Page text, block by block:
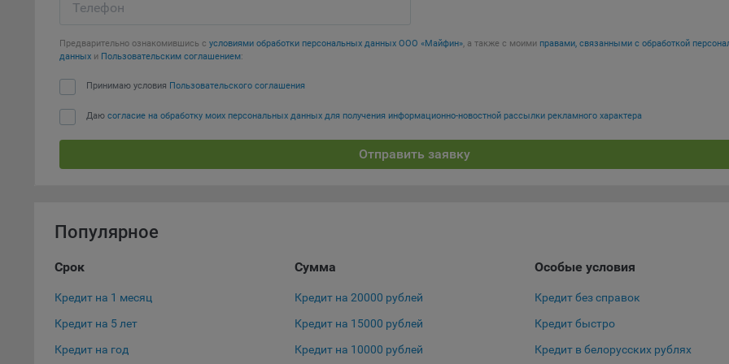
соответствующую опцию в истории браузера.
Chrome
вопросом, в части использования файлов сookie, на электронную почту
Общества:
info@myfin.by
Аналитические Cookie
Телефон
Предварительно ознакомившись с условиями обработки персональных данных ООО «Майфин», а также с моими правами, связанными с обработкой
данных и Пользовательским соглашением:
Принимаю условия Пользовательского соглашения
Даю согласие на обработку моих персональных данных для получения информационно-новостной рассылки рекламного характера
Отправить заявку
Популярное
Срок
Кредит на 1 месяц
Кредит на 5 лет
Кредит на год
Сумма
Кредит на 20000 рублей
Кредит на 15000 рублей
Кредит на 10000 рублей
Особые условия
Кредит без справок
Кредит быстро
Кредит в белорусских рублях